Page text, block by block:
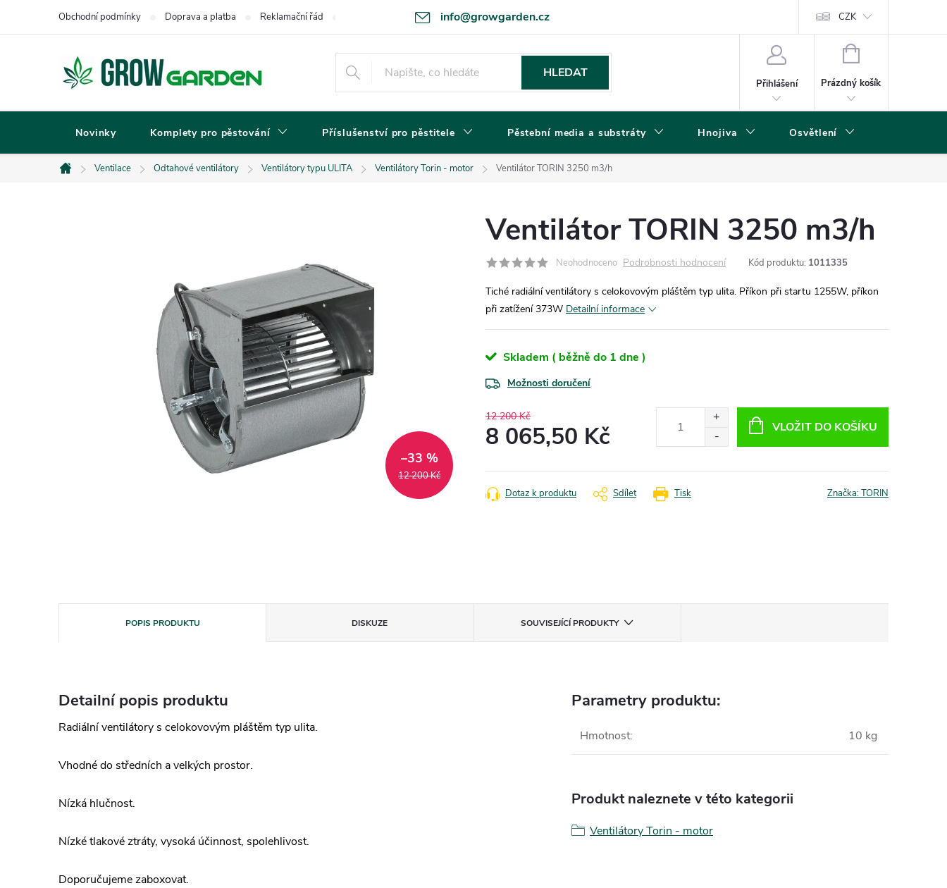
info@growgarden.cz
Obchodní podmínky Doprava a platba Reklamační řád Odstoupení od smlouvy Zásady ochrany osobních údajů a cookies CZK
HLEDAT
Přihlášení
NÁKUPNÍ
Prázdný košík
Novinky Komplety pro pěstování Příslušenství pro pěstitele Pěstební media a substráty Hnojiva Osvětlení
Domů
Ventilace Odtahové ventilátory Ventilátory typu ULITA Ventilátory Torin - motor Ventilátor TORIN 3250 m3/h
12 200 Kč
–33 %
Ventilátor TORIN 3250 m3/h
Neohodnoceno Podrobnosti hodnocení Kód produktu: 1011335
Tiché radiální ventilátory s celokovovým pláštěm typ ulita. Příkon při startu 1255W, příkon
při zatížení 373W Detailní informace
Skladem ( běžně do 1 dne )
Možnosti doručení
12 200 Kč
8 065,50 Kč
cena:
VLOŽIT DO KOŠÍKU
Tisk
Dotaz k produktu Sdílet Značka:TORIN
POPIS PRODUKTU DISKUZE SOUVISEJÍCÍ PRODUKTY
Detailní popis produktu
Radiální ventilátory s celokovovým pláštěm typ ulita.
Vhodné do středních a velkých prostor.
Nízká hlučnost.
Nízké tlakové ztráty, vysoká účinnost, spolehlivost.
Doporučujeme zaboxovat.
Parametry produktu:
Hmotnost: 10 kg
Produkt naleznete v této kategorii
Ventilátory Torin - motor